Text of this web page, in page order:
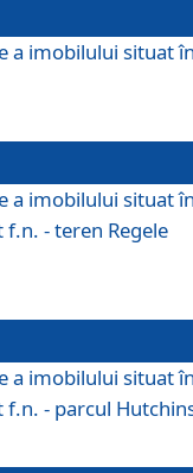
a imobilului situat
a imobilului situat
f.n. - teren Regele
a imobilului situat
f.n. - parcul